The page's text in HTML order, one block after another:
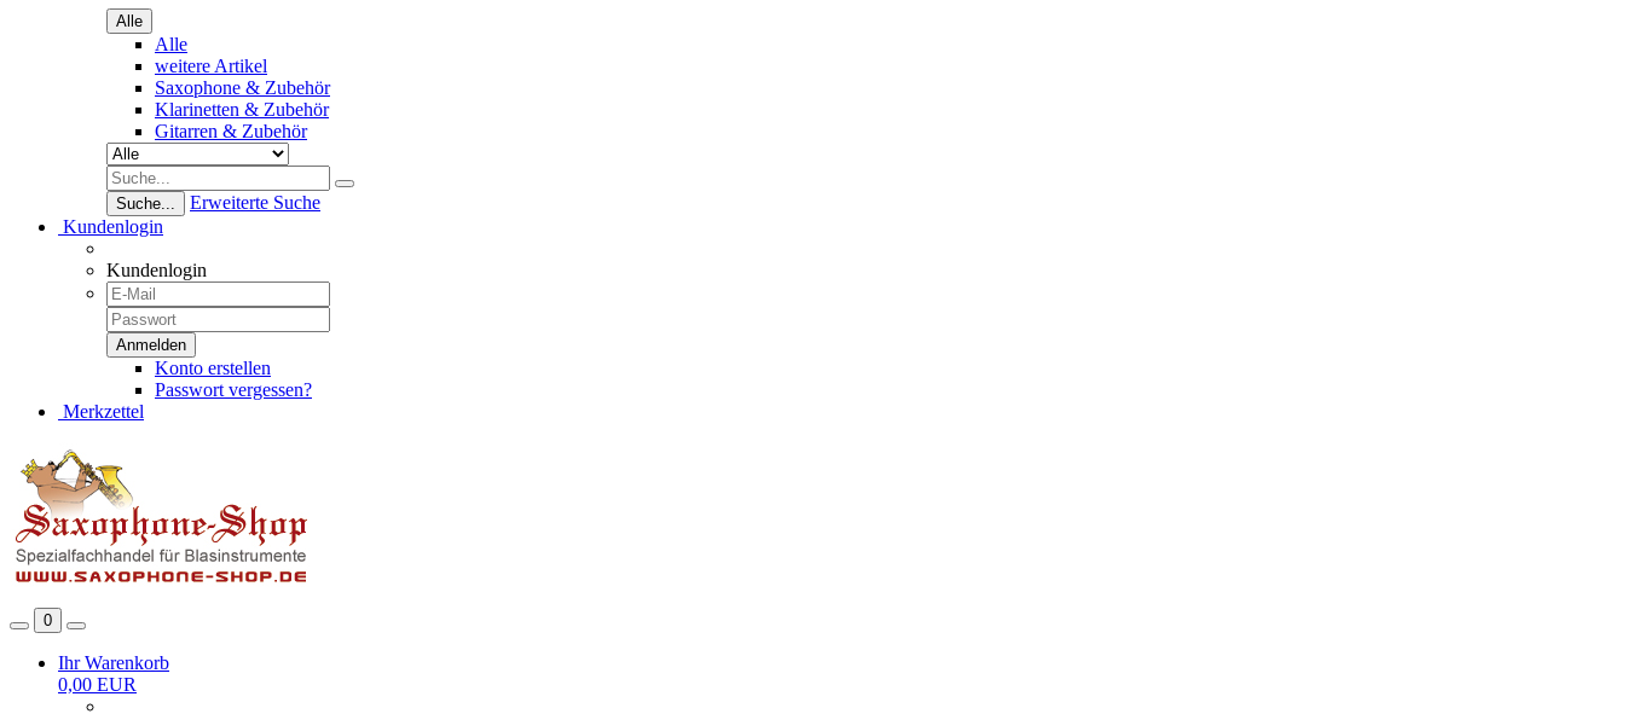
Alle
Alle
weitere Artikel
Saxophone & Zubehör
Klarinetten & Zubehör
Gitarren & Zubehör
Suche...
Erweiterte Suche
Kundenlogin
Kundenlogin
Konto erstellen
Passwort vergessen?
Merkzettel
0
Ihr Warenkorb
0,00 EUR